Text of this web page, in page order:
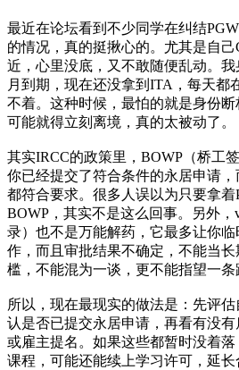
最近在论坛看到不少同学在纠结
的情况，真的挺揪心的。尤其是自
近，心里没底，又不敢随便乱动。我
月到期，现在还没拿到ITA，每天都
不着。这种时候，最怕的就是身份断
可能就得立刻离境，真的太被动了。
其实IRCC的政策里，BOWP（桥工
你已经提交了符合条件的永居申请
都符合要求。很多人误以为只要拿着
BOWP，其实不是这么回事。另外，
录）也不是万能解药，它最多让你
作，而且审批结果不确定，不能当
槛，不能混为一谈，更不能指望一条
所以，现在最现实的做法是：先评
认是否已提交永居申请，再看有没
或雇主提名。如果这些都暂时没着
课程，可能还能续上学习许可，延